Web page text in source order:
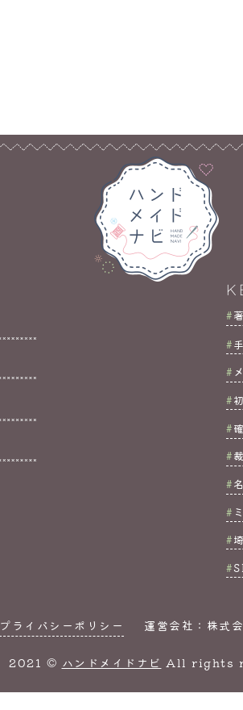
プライバシーポリシー 運営会社：株
2021 © ハンドメイドナビ All rights